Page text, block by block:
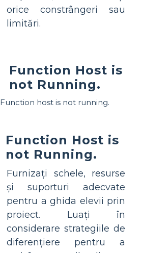
orice constrângeri sau
limitări.
Function Host is
not Running.
Function host is not running.
Function Host is
not Running.
Furnizați schele, resurse
și suporturi adecvate
pentru a ghida elevii prin
proiect. Luați în
considerare strategiile de
diferențiere pentru a